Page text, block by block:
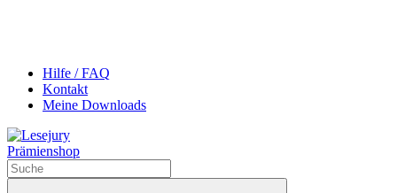
Hilfe / FAQ
Kontakt
Meine Downloads
Prämienshop